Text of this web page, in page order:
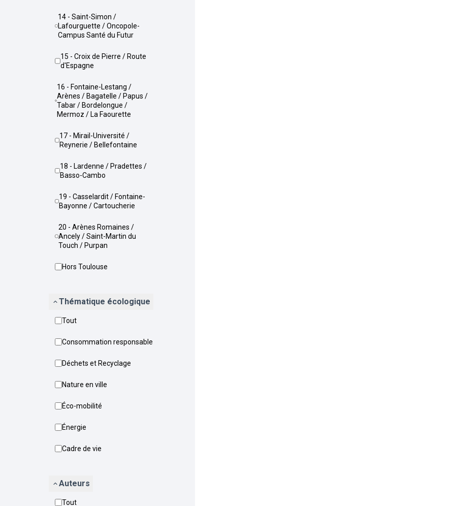
14 - Saint-Simon /
Lafourguette / Oncopole-
Campus Santé du Futur
15 - Croix de Pierre / Route
d'Espagne
16 - Fontaine-Lestang /
Arènes / Bagatelle / Papus /
Tabar / Bordelongue /
Mermoz / La Faourette
17 - Mirail-Université /
Reynerie / Bellefontaine
18 - Lardenne / Pradettes /
Basso-Cambo
19 - Casselardit / Fontaine-
Bayonne / Cartoucherie
20 - Arènes Romaines /
Ancely / Saint-Martin du
Touch / Purpan
Hors Toulouse
Thématique écologique
Tout
Consommation responsable
Déchets et Recyclage
Nature en ville
Éco-mobilité
Énergie
Cadre de vie
Auteurs
Tout